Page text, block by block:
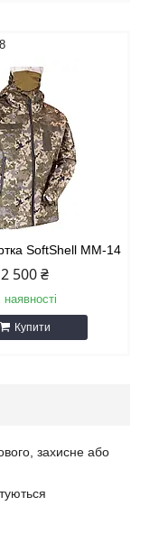
SoftShell ММ-14
2 500 ₴
наявності
Купити
захисне або